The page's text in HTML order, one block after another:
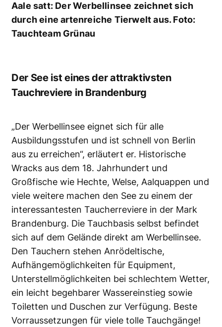
Aale satt: Der Werbellinsee zeichnet sich
durch eine artenreiche Tierwelt aus. Foto:
Tauchteam Grünau
Der See ist eines der attraktivsten
Tauchreviere in Brandenburg
„Der Werbellinsee eignet sich für alle
Ausbildungsstufen und ist schnell von Berlin
aus zu erreichen“, erläutert er. Historische
Wracks aus dem 18. Jahrhundert und
Großfische wie Hechte, Welse, Aalquappen und
viele weitere machen den See zu einem der
interessantesten Taucherreviere in der Mark
Brandenburg. Die Tauchbasis selbst befindet
sich auf dem Gelände direkt am Werbellinsee.
Den Tauchern stehen Anrödeltische,
Aufhängemöglichkeiten für Equipment,
Unterstellmöglichkeiten bei schlechtem Wetter,
ein leicht begehbarer Wassereinstieg sowie
Toiletten und Duschen zur Verfügung. Beste
Vorraussetzungen für viele tolle Tauchgänge!